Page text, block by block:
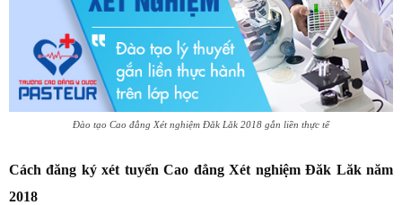
Đào tạo Cao đẳng Xét nghiệm Đăk Lăk 2018 gắn liền thực tế
Cách đăng ký xét tuyển Cao đẳng Xét nghiệm Đăk Lăk năm
2018